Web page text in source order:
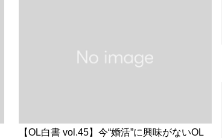
【OL白書 vol.45】今“婚活”に興味がないOL